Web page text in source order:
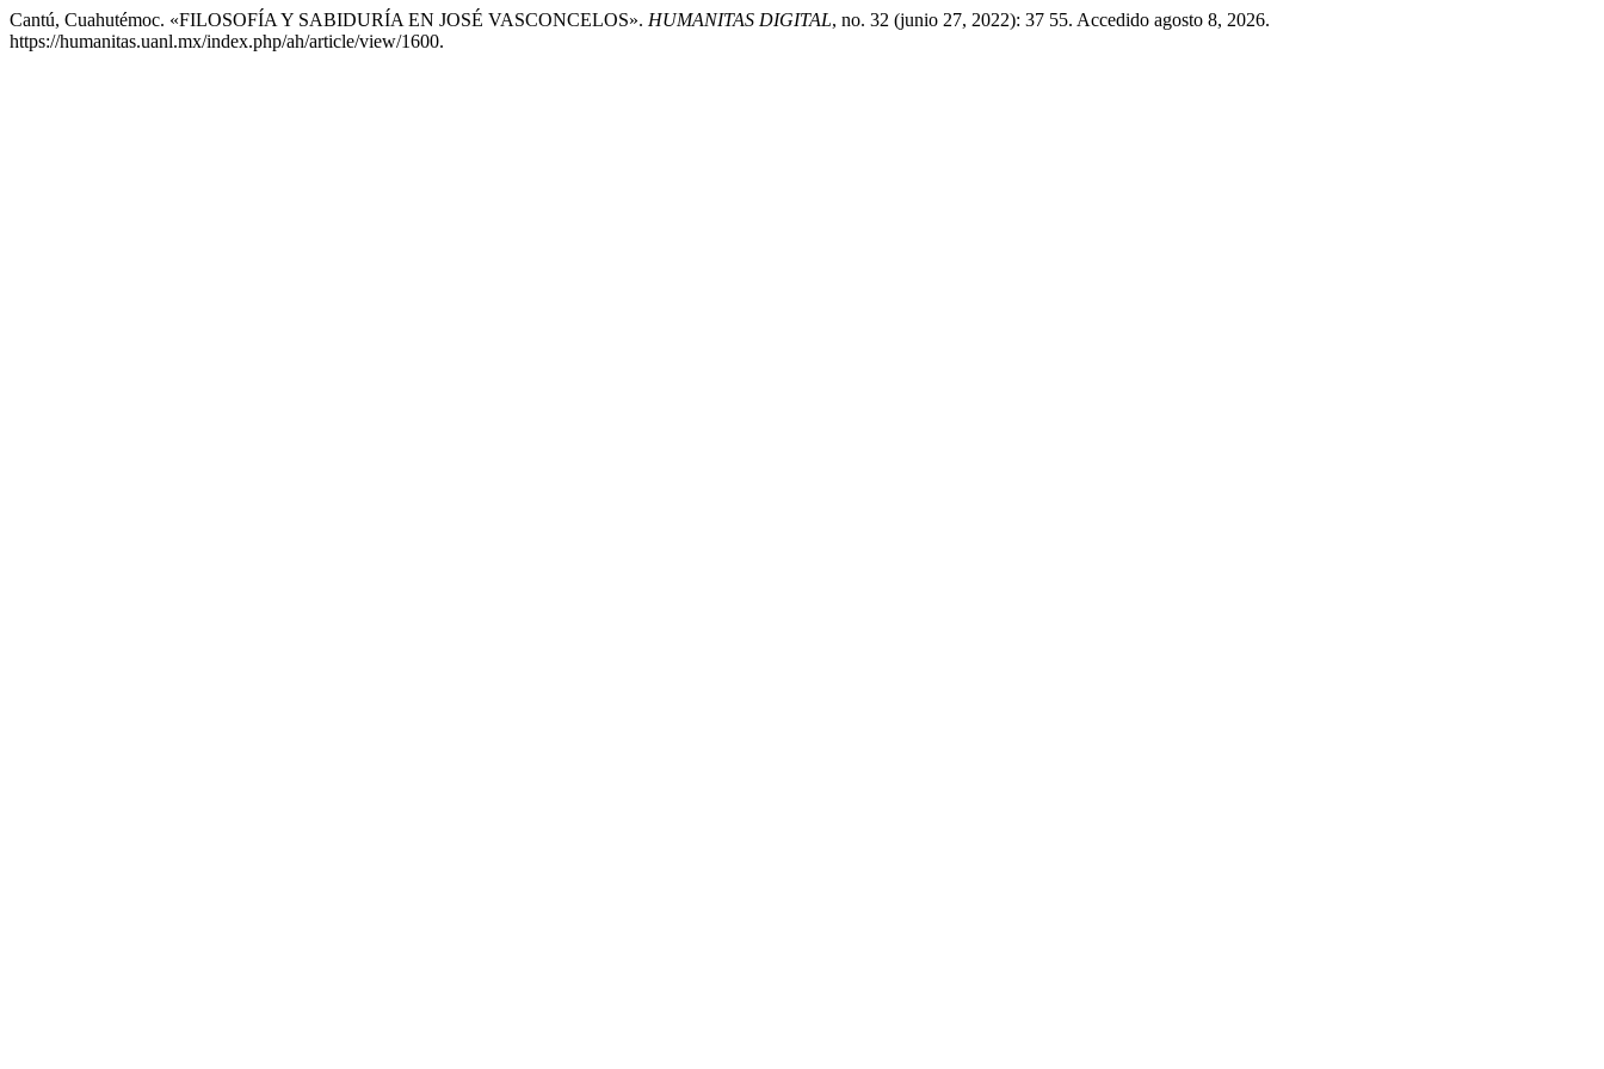
Cantú, Cuahutémoc. «FILOSOFÍA Y SABIDURÍA EN JOSÉ VASCONCELOS». HUMANITAS DIGITAL, no. 32 (junio 27, 2022): 37 55. Accedido agosto 8, 2026.
https://humanitas.uanl.mx/index.php/ah/article/view/1600.